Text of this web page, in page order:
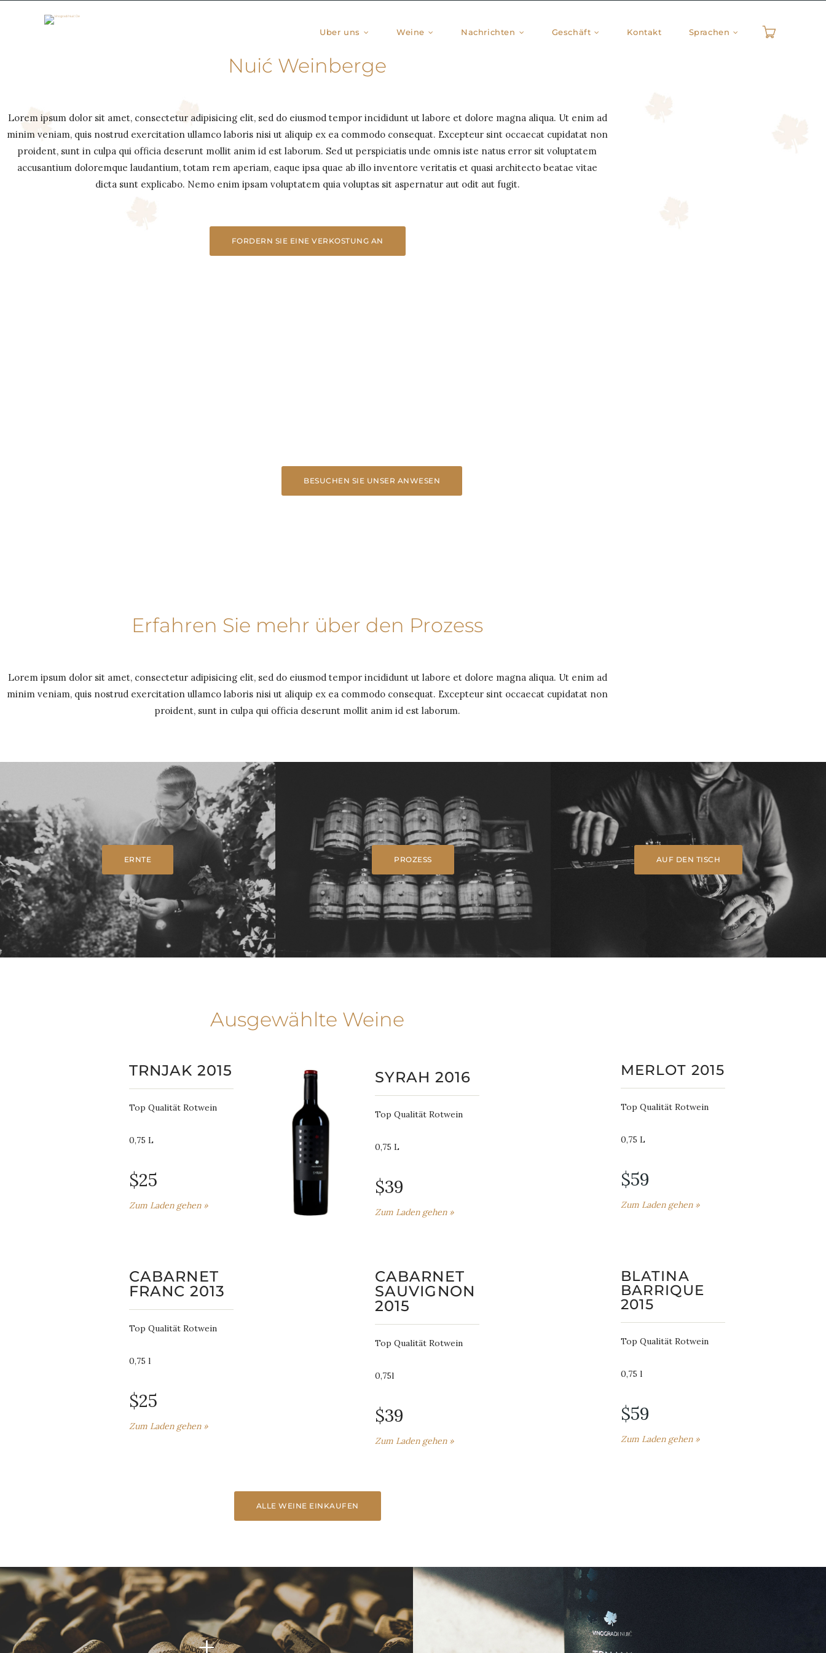
Uber uns Weine Nachrichten Geschäft Kontakt Sprachen
Nuić Weinberge
Lorem ipsum dolor sit amet, consectetur adipisicing elit, sed do eiusmod tempor incididunt ut labore et dolore magna aliqua. Ut enim ad
minim veniam, quis nostrud exercitation ullamco laboris nisi ut aliquip ex ea commodo consequat. Excepteur sint occaecat cupidatat non
proident, sunt in culpa qui officia deserunt mollit anim id est laborum. Sed ut perspiciatis unde omnis iste natus error sit voluptatem
accusantium doloremque laudantium, totam rem aperiam, eaque ipsa quae ab illo inventore veritatis et quasi architecto beatae vitae
dicta sunt explicabo. Nemo enim ipsam voluptatem quia voluptas sit aspernatur aut odit aut fugit.
FORDERN SIE EINE VERKOSTUNG AN
BESUCHEN SIE UNSER ANWESEN
Erfahren Sie mehr über den Prozess
Lorem ipsum dolor sit amet, consectetur adipisicing elit, sed do eiusmod tempor incididunt ut labore et dolore magna aliqua. Ut enim ad
minim veniam, quis nostrud exercitation ullamco laboris nisi ut aliquip ex ea commodo consequat. Excepteur sint occaecat cupidatat non
proident, sunt in culpa qui officia deserunt mollit anim id est laborum.
ERNTE PROZESS AUF DEN TISCH
Ausgewählte Weine
TRNJAK 2015
Top Qualität Rotwein
0,75 L
$25
Zum Laden gehen »
SYRAH 2016​
Top Qualität Rotwein
0,75 L
$39
Zum Laden gehen »
MERLOT 2015
Top Qualität Rotwein
0,75 L
$59
Zum Laden gehen »
CABARNET
FRANC 2013
Top Qualität Rotwein
0,75 l
$25
Zum Laden gehen »
CABARNET
SAUVIGNON
2015
Top Qualität Rotwein
0,75l
$39
Zum Laden gehen »
BLATINA
BARRIQUE
2015
Top Qualität Rotwein
0,75 l
$59
Zum Laden gehen »
ALLE WEINE EINKAUFEN